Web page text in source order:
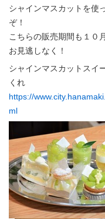
シャインマスカットを使
ぞ！
こちらの販売期間も１０
お見逃しなく！
シャインマスカットスイ
くれ
https://
ml